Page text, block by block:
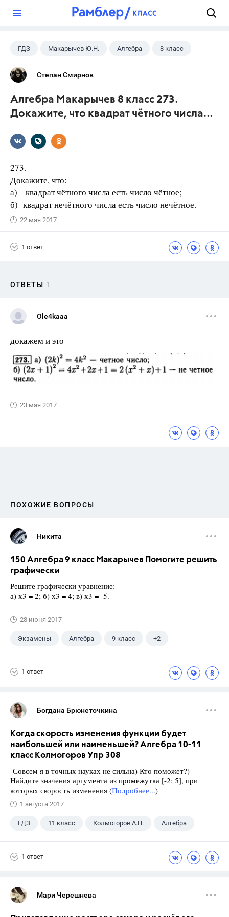
ГДЗ Макарычев Ю.Н. Алгебра 8 класс
Степан Смирнов
Алгебра Макарычев 8 класс 273.
Докажите, что квадрат чётного числа...
273.
Докажите, что:
а) квадрат чётного числа есть число чётное;
б) квадрат нечётного числа есть число нечётное.
22 мая 2017
1 ответ
ОТВЕТЫ 1
Ole4kaaa
докажем и это
23 мая 2017
ПОХОЖИЕ ВОПРОСЫ
Никита
150 Алгебра 9 класс Макарычев Помогите решить
графически
Решите графически уравнение:
а) х3 = 2; б) х3 = 4; в) х3 = -5.
28 июня 2017
Экзамены Алгебра 9 класс +2
1 ответ
Богдана Брюнеточкина
Когда скорость изменения функции будет
наибольшей или наименьшей? Алгебра 10-11
класс Колмогоров Упр 308
Совсем я в точных науках не сильна) Кто поможет?)
Найдите значения аргумента из промежутка [-2; 5], при
которых скорость изменения (Подробнее...)
1 августа 2017
ГДЗ 11 класс Колмогоров А.Н. Алгебра
1 ответ
Мари Черешнева